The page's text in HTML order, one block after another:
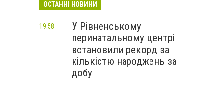
ОСТАННІ НОВИНИ
У Рівненському
перинатальному центрі
встановили рекорд за
кількістю народжень за
добу
19:58